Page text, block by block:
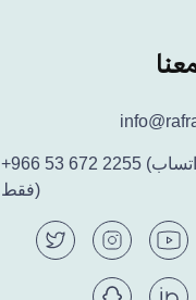
+966 53 672 2255 (للواتساب
فقط)